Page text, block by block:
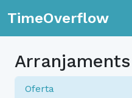
TimeOverflow
Oferta